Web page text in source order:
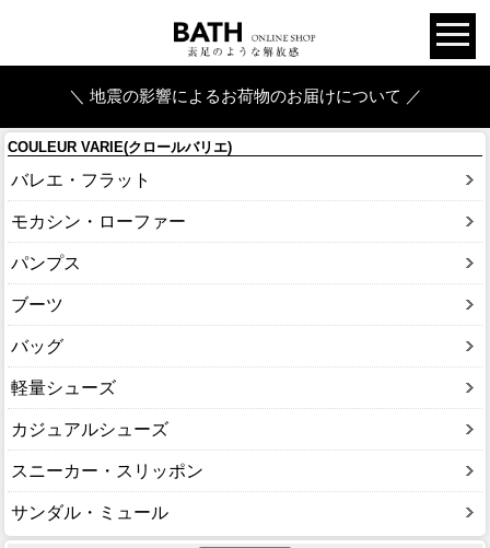
＼ 地震の影響によるお荷物のお届けについて ／
COULEUR VARIE(クロールバリエ)
バレエ・フラット
モカシン・ローファー
パンプス
ブーツ
バッグ
軽量シューズ
カジュアルシューズ
スニーカー・スリッポン
サンダル・ミュール